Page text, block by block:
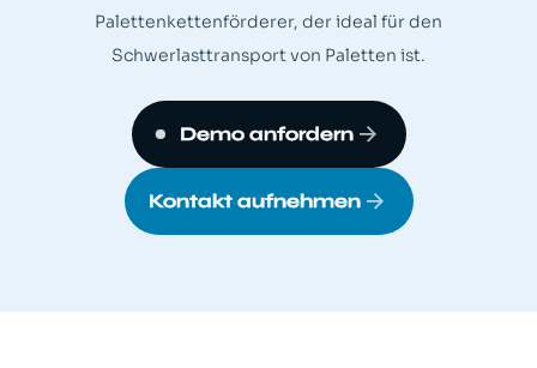
Palettenkettenförderer, der ideal für den
Schwerlasttransport von Paletten ist.
Demo anfordern
Kontakt aufnehmen